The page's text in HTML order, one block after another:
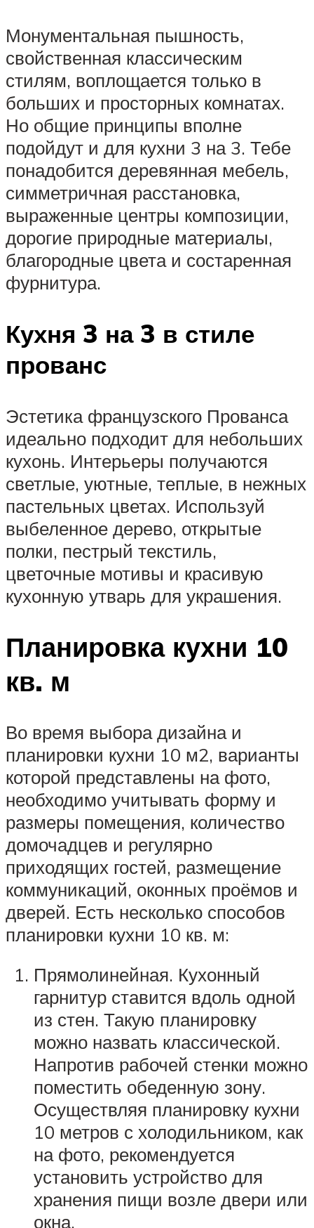
Монументальная пышность,
свойственная классическим
стилям, воплощается только в
больших и просторных комнатах.
Но общие принципы вполне
подойдут и для кухни 3 на 3. Тебе
понадобится деревянная мебель,
симметричная расстановка,
выраженные центры композиции,
дорогие природные материалы,
благородные цвета и состаренная
фурнитура.
Кухня 3 на 3 в стиле
прованс
Эстетика французского Прованса
идеально подходит для небольших
кухонь. Интерьеры получаются
светлые, уютные, теплые, в нежных
пастельных цветах. Используй
выбеленное дерево, открытые
полки, пестрый текстиль,
цветочные мотивы и красивую
кухонную утварь для украшения.
Планировка кухни 10
кв. м
Во время выбора дизайна и
планировки кухни 10 м2, варианты
которой представлены на фото,
необходимо учитывать форму и
размеры помещения, количество
домочадцев и регулярно
приходящих гостей, размещение
коммуникаций, оконных проёмов и
дверей. Есть несколько способов
планировки кухни 10 кв. м:
Прямолинейная. Кухонный
гарнитур ставится вдоль одной
из стен. Такую планировку
можно назвать классической.
Напротив рабочей стенки можно
поместить обеденную зону.
Осуществляя планировку кухни
10 метров с холодильником, как
на фото, рекомендуется
установить устройство для
хранения пищи возле двери или
окна.